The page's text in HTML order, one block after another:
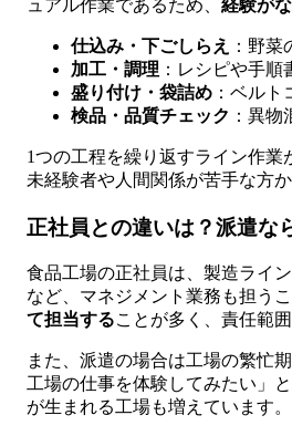
ュアル作業であるため、 経験が
仕込み・下ごしらえ
：野
加工・調理 ：レシピや手
盛り付け・袋詰め ：ベル
検品・品質チェック ：異
1つの工程を繰り返すライン作業
未経験者や人間関係が苦手な方
正社員との違いは？派遣な
食品工場の正社員は、製造ライ
など、マネジメント業務も担う
て担当することが多く、責任範
また、派遣の場合は工場の繁忙
工場の仕事を体験してみたい」
が生まれる工場も増えています。